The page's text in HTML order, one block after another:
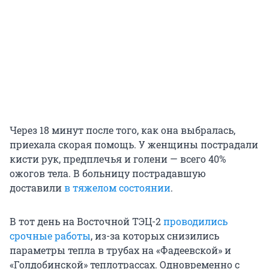
Через 18 минут после того, как она выбралась,
приехала скорая помощь. У женщины пострадали
кисти рук, предплечья и голени — всего 40%
ожогов тела. В больницу пострадавшую
доставилив тяжелом состоянии.
В тот день на Восточной ТЭЦ-2проводились
срочные работы, из-за которых снизились
параметры тепла в трубах на «Фадеевской» и
«Голдобинской» теплотрассах. Одновременно с